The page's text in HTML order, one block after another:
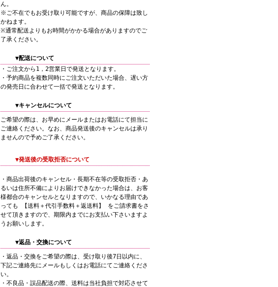
ん。
※ご不在でもお受け取り可能ですが、商品の保障は致し
かねます。
※通常配送よりもお時間がかかる場合がありますのでご
了承ください。
▼配送について
・ご注文から1，2営業日で発送となります。
・予約商品を複数同時にご注文いただいた場合、遅い方
の発売日に合わせて一括で発送となります。
▼キャンセルについて
ご希望の際は、お早めにメールまたはお電話にて担当に
ご連絡ください。なお、商品発送後のキャンセルは承り
ませんので予めご了承ください。
▼発送後の受取拒否について
・商品出荷後のキャンセル・長期不在等の受取拒否・あ
るいは住所不備によりお届けできなかった場合は、お客
様都合のキャンセルとなりますので、いかなる理由であ
っても 【送料＋代引手数料＋返送料】 をご請求書をさ
せて頂きますので、期限内までにお支払い下さいますよ
うお願いします。
▼返品・交換について
・返品・交換をご希望の際は、受け取り後7日以内に、
下記ご連絡先にメールもしくはお電話にてご連絡くださ
い。
・不良品・誤品配送の際、送料は当社負担で対応させて